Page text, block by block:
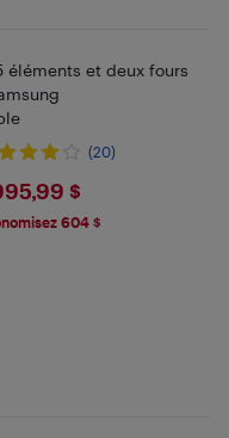
et deux fours
(20)
$
604 $